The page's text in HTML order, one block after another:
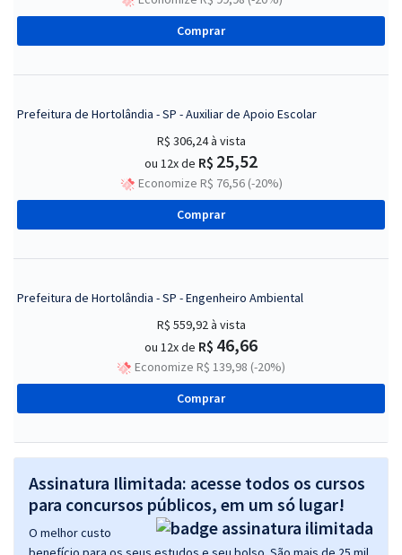
Comprar
Prefeitura de Hortolândia - SP - Auxiliar de Apoio Escolar
R$ 306,24à vista
ou 12x de R$ 25,52
Economize R$ 76,56 (-20%)
Comprar
Prefeitura de Hortolândia - SP - Engenheiro Ambiental
R$ 559,92à vista
ou 12x de R$ 46,66
Economize R$ 139,98 (-20%)
Comprar
Assinatura Ilimitada: acesse todos os cursos
para concursos públicos, em um só lugar!
O melhor custo